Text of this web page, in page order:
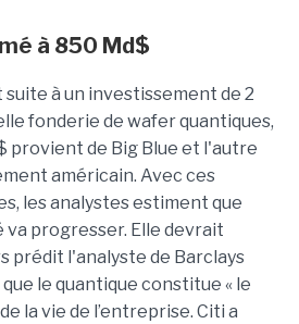
à 850 Md$
suite à un investissement de 2
fonderie de wafer quantiques,
provient de Big Blue et l'autre
américain. Avec ces
les analystes estiment que
va progresser. Elle devrait
prédit l'analyste de Barclays
le quantique constitue « le
la vie de l’entreprise. Citi a